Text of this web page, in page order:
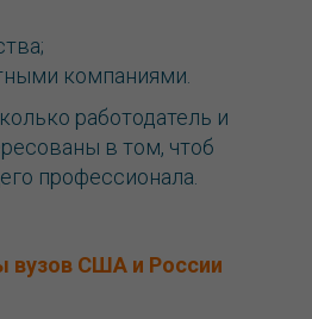
компаниями.
работодатель и
в том, чтоб
профессионала.
вузов США и России